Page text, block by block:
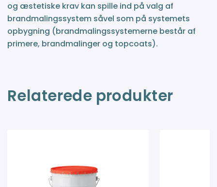
og æstetiske krav kan spille ind på valg af
brandmalingssystem såvel som på systemets
opbygning (brandmalingssystemerne består af
primere, brandmalinger og topcoats).
Relaterede produkter